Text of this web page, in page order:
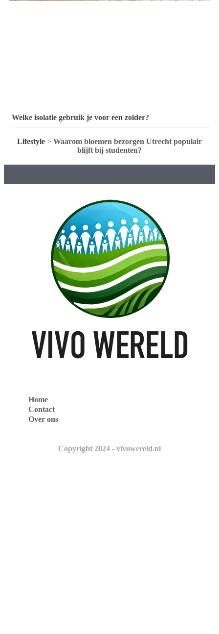
Welke isolatie gebruik je voor een zolder?
Lifestyle > Waarom bloemen bezorgen Utrecht populair
blijft bij studenten?
Home
Contact
Over ons
Copyright 2024 - vivowereld.nl